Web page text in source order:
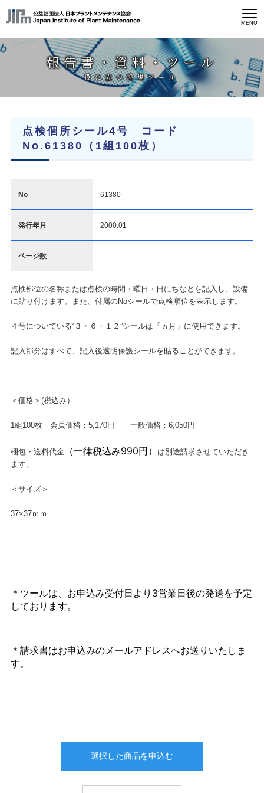
MENU
報告書・資料・ツール
役に立つ現場ツール
点検個所シール4号 コード
No.61380（1組100枚）
No 61380
発行年月 2000.01
ページ数
点検部位の名称または点検の時間・曜日・日にちなどを記入し、設備
に貼り付けます。また、付属のNoシールで点検順位を表示します。
４号についている“３・６・１２”シールは「ヵ月」に使用できます。
記入部分はすべて、記入後透明保護シールを貼ることができます。
＜価格＞(税込み）
1組100枚 会員価格：5,170円 一般価格：6,050円
梱包・送料代金（一律税込み990円）
は別途請求させていただき
ます。
＜サイズ＞
37×37ｍｍ
＊ ツールは、お申込み受付日より3営業日後の発送を予定
しております。
＊請求書はお申込みのメールアドレスへお送りいたしま
す。
選択した商品を申込む